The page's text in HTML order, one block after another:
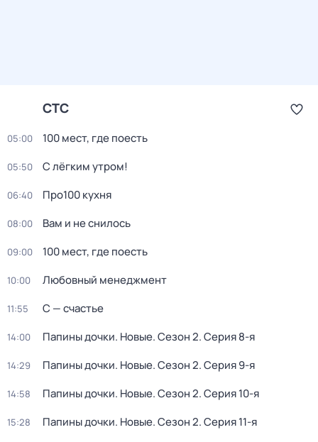
СТС
05:00 100 мест, где поесть
05:50 С лёгким утром!
06:40 Про100 кухня
08:00 Вам и не снилось
09:00 100 мест, где поесть
10:00 Любовный менеджмент
11:55 С — счастье
14:00 Папины дочки. Новые. Сезон 2. Серия 8-я
14:29 Папины дочки. Новые. Сезон 2. Серия 9-я
14:58 Папины дочки. Новые. Сезон 2. Серия 10-я
15:28 Папины дочки. Новые. Сезон 2. Серия 11-я